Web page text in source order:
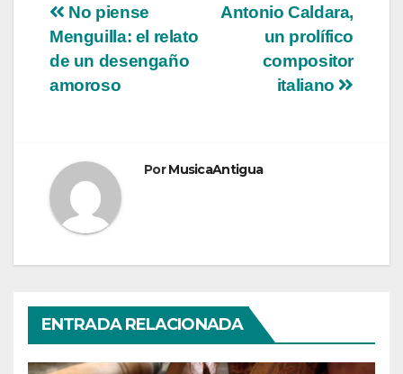
Navegación
de
entradas
Antonio Caldara,
un prolífico
compositor
italiano
No piense
Menguilla: el relato
de un desengaño
amoroso
PorMusicaAntigua
ENTRADA RELACIONADA